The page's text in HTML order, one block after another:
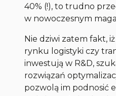
40% (!), to trudno
w nowoczesnym
Nie dziwi zatem fakt,
rynku logistyki czy
inwestują w R&D,
rozwiązań
pozwolą im podnosić